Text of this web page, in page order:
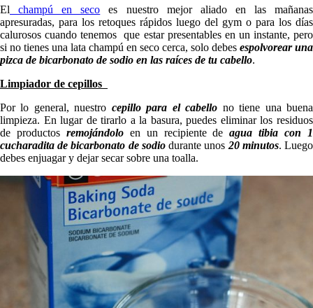
El champú en seco es nuestro mejor aliado en las mañanas
apresuradas, para los retoques rápidos luego del gym o para los días
calurosos cuando tenemos que estar presentables en un instante, pero
si no tienes una lata champú en seco cerca, solo debes espolvorear una
pizca de bicarbonato de sodio en las raíces de tu cabello.
Limpiador de cepillos
Por lo general, nuestro cepillo para el cabello no tiene una buena
limpieza. En lugar de tirarlo a la basura, puedes eliminar los residuos
de productos remojándolo en un recipiente deagua tibia con 1
cucharadita de bicarbonato de sodio durante unos 20 minutos. Luego
debes enjuagar y dejar secar sobre una toalla.